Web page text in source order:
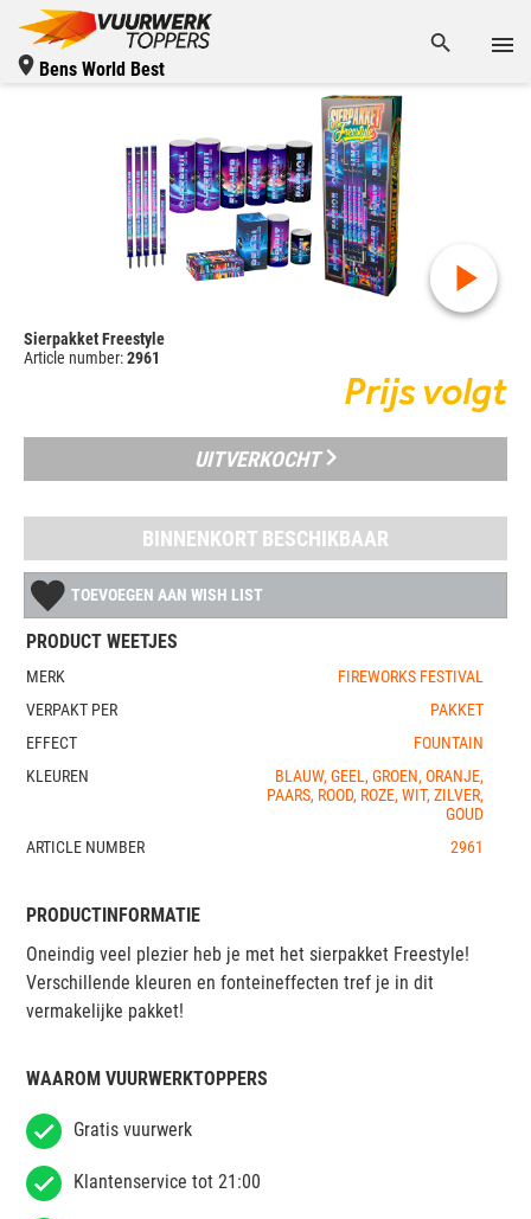
Bens World Best
Sierpakket Freestyle
Article number:2961
Prijs volgt
UITVERKOCHT
BINNENKORT BESCHIKBAAR
TOEVOEGEN AAN WISH LIST
PRODUCT WEETJES
MERK
FIREWORKS FESTIVAL
VERPAKT PER
PAKKET
EFFECT
FOUNTAIN
KLEUREN
BLAUW, GEEL, GROEN, ORANJE,
PAARS, ROOD, ROZE, WIT, ZILVER,
GOUD
ARTICLE NUMBER
2961
PRODUCTINFORMATIE
Oneindig veel plezier heb je met het sierpakket Freestyle!
Verschillende kleuren en fonteineffecten tref je in dit
vermakelijke pakket!
WAAROM VUURWERKTOPPERS
Gratis vuurwerk
Klantenservice tot 21:00